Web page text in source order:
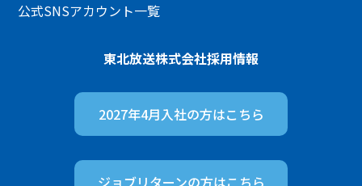
公式SNSアカウント一覧
東北放送株式会社採用情報
2027年4月入社の方はこちら
ジョブリターンの方はこちら